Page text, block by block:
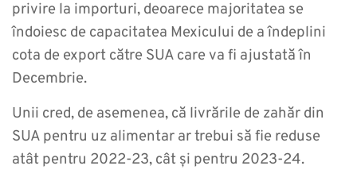
privire la importuri, deoarece majoritatea se
îndoiesc de capacitatea Mexicului de a îndeplini
cota de export către SUA care va fi ajustată în
Decembrie.
Unii cred, de asemenea, că livrările de zahăr din
SUA pentru uz alimentar ar trebui să fie reduse
atât pentru 2022-23, cât și pentru 2023-24.